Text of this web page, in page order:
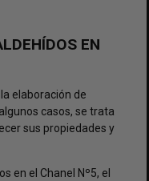
EN
elaboración de
casos, se trata
sus propiedades y
en el Chanel Nº5, el